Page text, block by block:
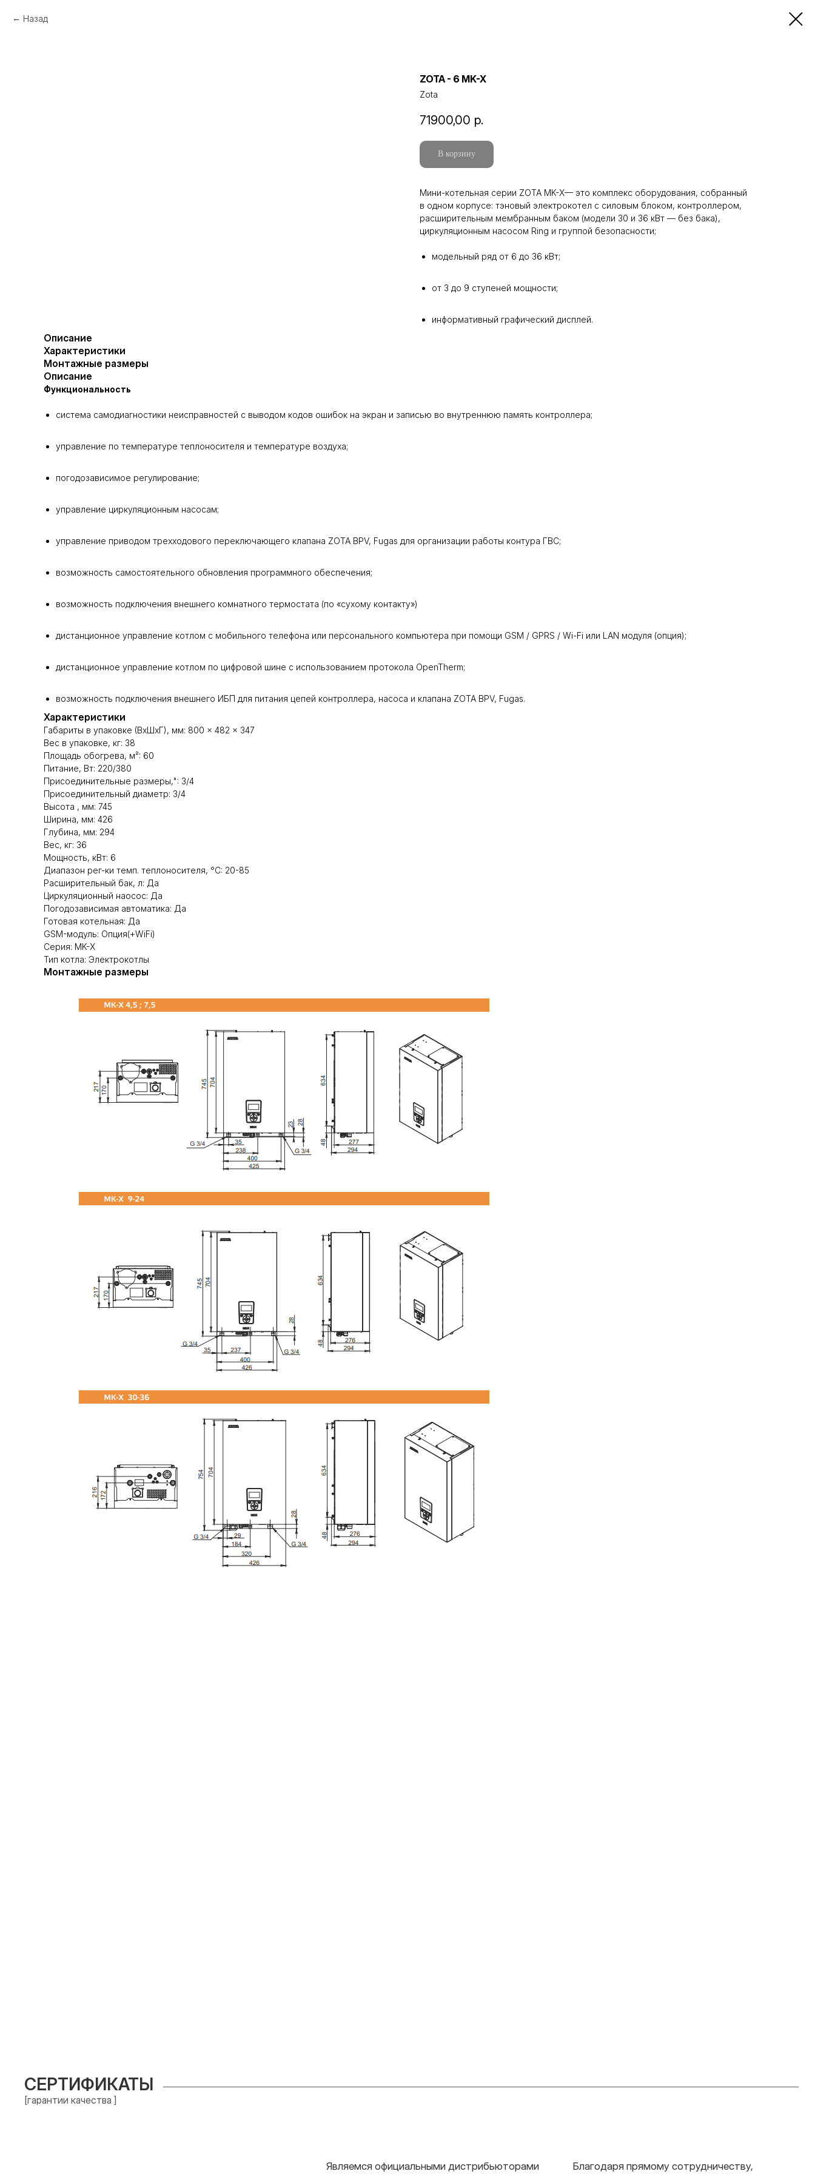
Назад
ZOTA - 6 MK-X
Zota
71900,00 р.
В корзину
Мини-котельная серии ZOTA MK-X— это комплекс оборудования, собранный
в одном корпусе: тэновый электрокотел с силовым блоком, контроллером,
расширительным мембранным баком (модели 30 и 36 кВт — без бака),
циркуляционным насосом Ring и группой безопасности;
модельный ряд от 6 до 36 кВт;
от 3 до 9 ступеней мощности;
информативный графический дисплей.
Описание
Характеристики
Монтажные размеры
Описание
Функциональность
система самодиагностики неисправностей с выводом кодов ошибок на экран и записью во внутреннюю память контроллера;
управление по температуре теплоносителя и температуре воздуха;
погодозависимое регулирование;
управление циркуляционным насосам;
управление приводом трехходового переключающего клапана ZOTA BPV, Fugas для организации работы контура ГВС;
возможность самостоятельного обновления программного обеспечения;
возможность подключения внешнего комнатного термостата (по «сухому контакту»)
дистанционное управление котлом с мобильного телефона или персонального компьютера при помощи GSM / GPRS / Wi-Fi или LAN модуля (опция);
дистанционное управление котлом по цифровой шине с использованием протокола OpenTherm;
возможность подключения внешнего ИБП для питания цепей контроллера, насоса и клапана ZOTA BPV, Fugas.
Характеристики
Габариты в упаковке (ВхШхГ), мм: 800 × 482 × 347
Вес в упаковке, кг: 38
Площадь обогрева, м²: 60
Питание, Вт: 220/380
Присоединительные размеры,": 3/4
Присоединительный диаметр: 3/4
Высота , мм: 745
Ширина, мм: 426
Глубина, мм: 294
Вес, кг: 36
Мощность, кВт: 6
Диапазон рег-ки темп. теплоносителя, °С: 20-85
Расширительный бак, л: Да
Циркуляционный наосос: Да
Погодозависимая автоматика: Да
Готовая котельная: Да
GSM-модуль: Опция(+WiFi)
Серия: MK-Х
Тип котла: Электрокотлы
Монтажные размеры
СЕРТИФИКАТЫ
[гарантии качества ]
Являемся официальными дистрибьюторами Благодаря прямому сотрудничеству,